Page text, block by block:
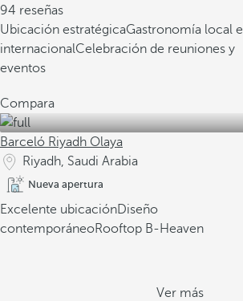
94 reseñas
Ubicación estratégicaGastronomía local e
internacionalCelebración de reuniones y
eventos
Compara
Barceló Riyadh Olaya
Riyadh, Saudi Arabia
Nueva apertura
Excelente ubicaciónDiseño
contemporáneoRooftop B-Heaven
Ver más